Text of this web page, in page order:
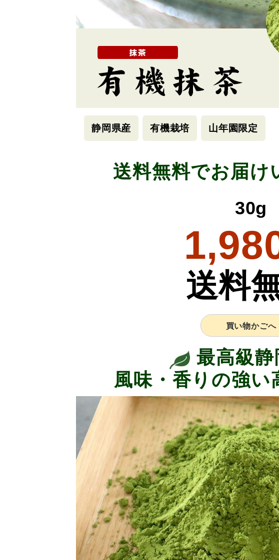
静岡県産 有機栽培 山年園限定
送料無料でお届け
30g
送料
買い物かごへ
最高級
風味・香りの強い